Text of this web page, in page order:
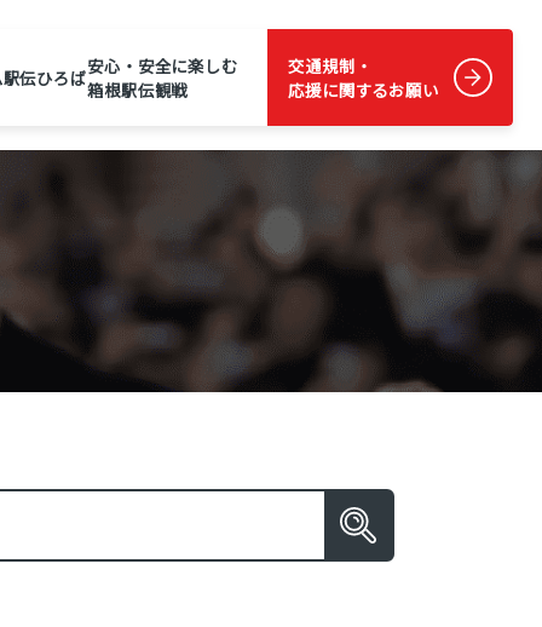
駅伝ひろば安心・安全に楽しむ
箱根駅伝観戦
交通規制・
応援に関するお願い